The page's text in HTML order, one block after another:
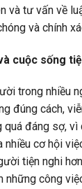
và tư vấn về
và chính
cuộc sống
trong nhiều
đúng cách,
quá đáng sợ,
nhiều cơ hội
tiện nghi
những công